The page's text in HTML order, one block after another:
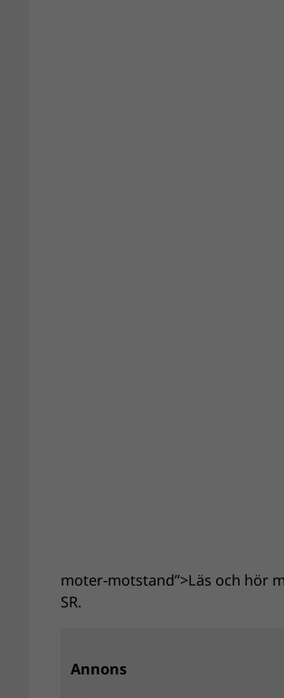
moter-motstand”>Läs och hör
SR.
Annons